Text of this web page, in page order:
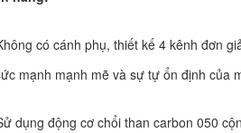
có cánh phụ, thiết kế 4 kênh đơn
mạnh mạnh mẽ và sự tự ổn định của
dụng động cơ chổi than carbon 050